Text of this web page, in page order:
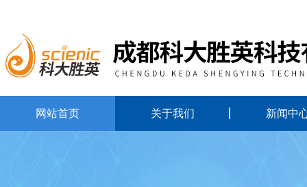
网站首页 关于我们 新闻中